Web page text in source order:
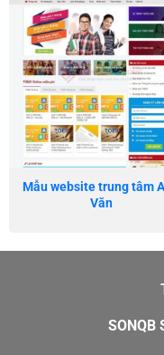
Mẫu website trung tâm
Văn
SONQB